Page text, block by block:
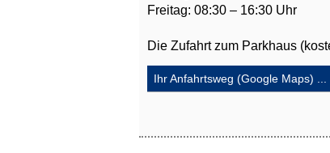
Freitag: 08:30 – 16:30 Uhr
Die Zufahrt zum Parkhaus
Ihr Anfahrtsweg (Google Maps) ...